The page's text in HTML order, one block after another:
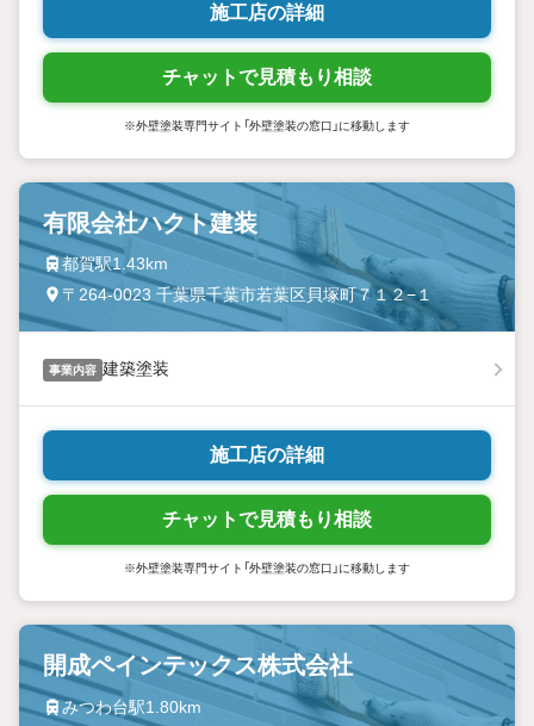
施工店の詳細
チャットで見積もり相談
※外壁塗装専門サイト「外壁塗装の窓口」に移動します
有限会社ハクト建装
都賀駅1.43km
〒264-0023 千葉県千葉市若葉区貝塚町７１２−１
事業内容 建築塗装
施工店の詳細
チャットで見積もり相談
※外壁塗装専門サイト「外壁塗装の窓口」に移動します
開成ペインテックス株式会社
みつわ台駅1.80km